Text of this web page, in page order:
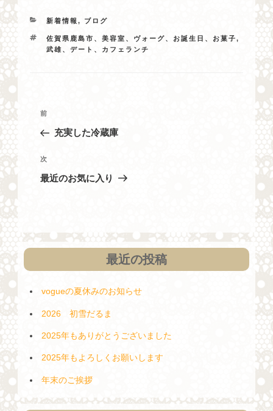
カ
ゴ
リ
新着情報, ブログ
タ
グ
佐賀県鹿島市、美容室、ヴォーグ、お誕生日、お菓子,
武雄、デート、カフェランチ
投
ビ
ゲ
ン
過
去
投
前
充実した冷蔵庫
次
の
次
最近のお気に入り
最近の投稿
vogueの夏休みのお知らせ
2026 初雪だるま
2025年もありがとうございました
2025年もよろしくお願いします
年末のご挨拶